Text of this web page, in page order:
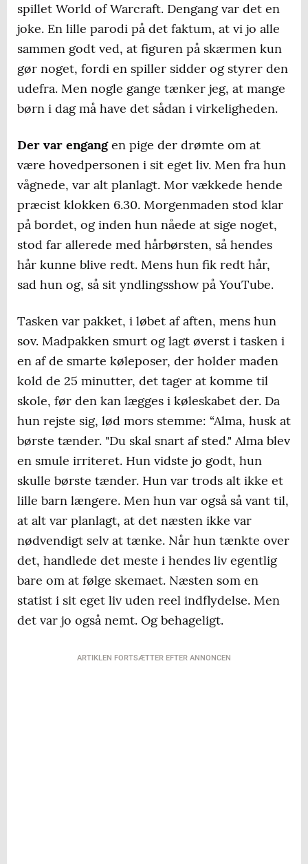
spillet World of Warcraft. Dengang var det en
joke. En lille parodi på det faktum, at vi jo alle
sammen godt ved, at figuren på skærmen kun
gør noget, fordi en spiller sidder og styrer den
udefra. Men nogle gange tænker jeg, at mange
børn i dag må have det sådan i virkeligheden.
Der var engangen pige der drømte om at
være hovedpersonen i sit eget liv. Men fra hun
vågnede, var alt planlagt. Mor vækkede hende
præcist klokken 6.30. Morgenmaden stod klar
på bordet, og inden hun nåede at sige noget,
stod far allerede med hårbørsten, så hendes
hår kunne blive redt. Mens hun fik redt hår,
sad hun og, så sit yndlingsshow på YouTube.
Tasken var pakket, i løbet af aften, mens hun
sov. Madpakken smurt og lagt øverst i tasken i
en af de smarte køleposer, der holder maden
kold de 25 minutter, det tager at komme til
skole, før den kan lægges i køleskabet der. Da
hun rejste sig, lød mors stemme: “Alma, husk at
børste tænder. "Du skal snart af sted." Alma blev
en smule irriteret. Hun vidste jo godt, hun
skulle børste tænder. Hun var trods alt ikke et
lille barn længere. Men hun var også så vant til,
at alt var planlagt, at det næsten ikke var
nødvendigt selv at tænke. Når hun tænkte over
det, handlede det meste i hendes liv egentlig
bare om at følge skemaet. Næsten som en
statist i sit eget liv uden reel indflydelse. Men
det var jo også nemt. Og behageligt.
ARTIKLEN FORTSÆTTER EFTER ANNONCEN